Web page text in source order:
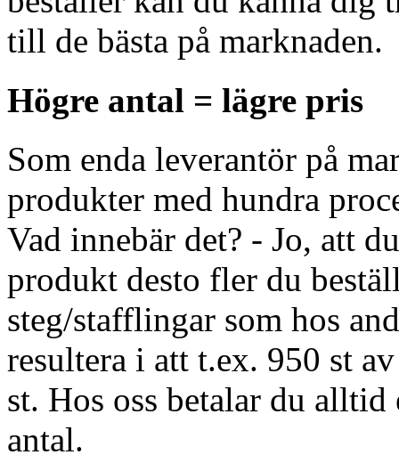
till de bästa på marknaden.
Högre antal = lägre pris
Som enda leverantör på
produkter med hundra
Vad innebär det? - Jo, att
produkt desto fler du
steg/stafflingar som hos
resultera i att t.ex. 950 st
st. Hos oss betalar du
antal.